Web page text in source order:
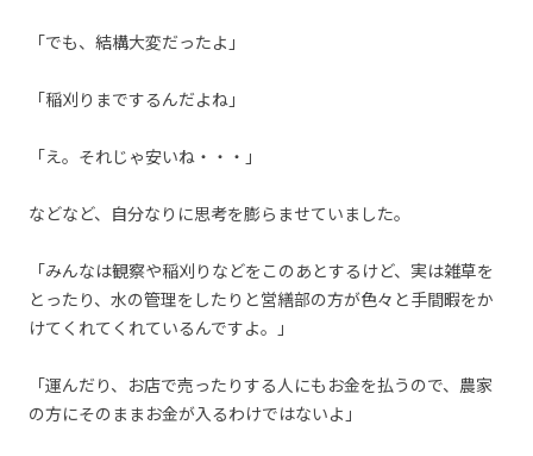
「でも、結構大変だったよ」
「稲刈りまでするんだよね」
「え。それじゃ安いね・・・」
などなど、自分なりに思考を膨らませていました。
「みんなは観察や稲刈りなどをこのあとするけど、実は雑草を
とったり、水の管理をしたりと営繕部の方が色々と手間暇をか
けてくれてくれているんですよ。」
「運んだり、お店で売ったりする人にもお金を払うので、農家
の方にそのままお金が入るわけではないよ」